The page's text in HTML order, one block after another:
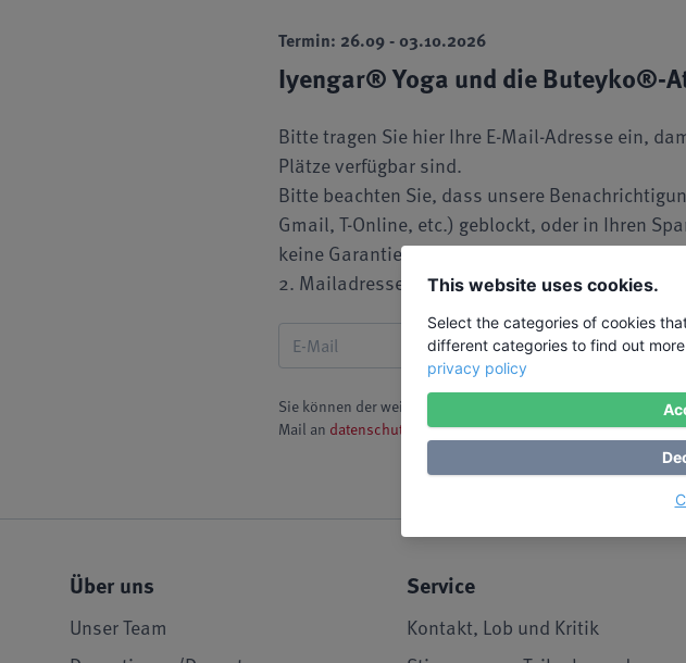
Termin: 26.09 - 03.10.2026
Iyengar® Yoga und die Buteyko®-
Bitte tragen Sie hier Ihre E-Mail-Adresse ein,
Plätze verfügbar sind.
Bitte beachten Sie, dass unsere
Gmail, T-Online, etc.) geblockt, oder in Ihren
keine Garantie übernehmen, dass unsere Mail
2. Mailadresse hinterlegen.
Sie können der weiteren Speicherung Ihrer E-Mail-Adresse
Mail an datenschutz@liw-ev.deoder durch einen Link, der in
Über uns
Unser Team
Service
Kontakt, Lob und Kritik
This website uses cookies.
Select the categories of cookies
different categories to find out
privacy policy